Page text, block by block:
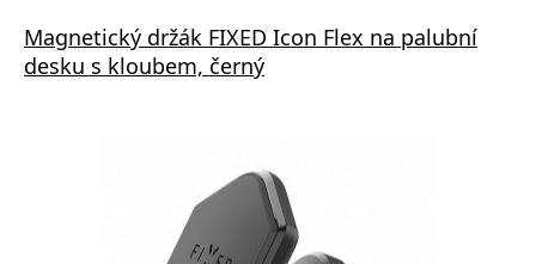
Magnetický držák FIXED Icon Flex na palubní
desku s kloubem, černý